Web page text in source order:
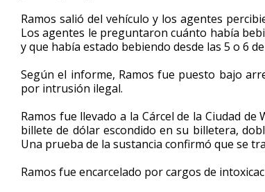
Ramos salió del vehículo y los agentes
Los agentes le preguntaron cuánto había
y que había estado bebiendo desde las 5 o 6
Según el informe, Ramos fue puesto bajo
por intrusión ilegal.
Ramos fue llevado a la Cárcel de la Ciudad
billete de dólar escondido en su billetera,
Una prueba de la sustancia confirmó que se
Ramos fue encarcelado por cargos de